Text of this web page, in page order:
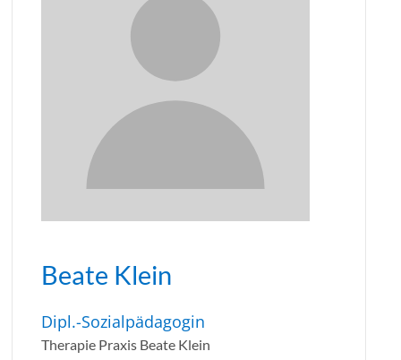
Beate Klein
Dipl.-Sozialpädagogin
Therapie Praxis Beate Klein